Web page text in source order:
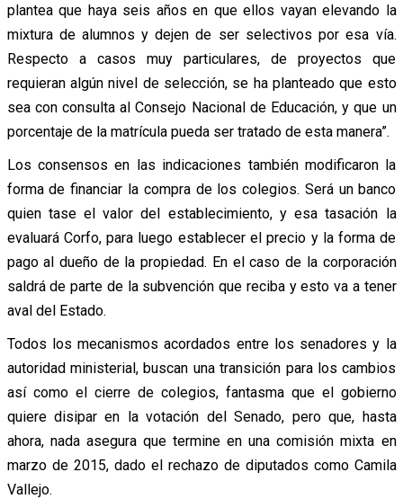
plantea que haya seis años en que ellos vayan elevando la
mixtura de alumnos y dejen de ser selectivos por esa vía.
Respecto a casos muy particulares, de proyectos que
requieran algún nivel de selección, se ha planteado que esto
sea con consulta al Consejo Nacional de Educación, y que un
porcentaje de la matrícula pueda ser tratado de esta manera”.
Los consensos en las indicaciones también modificaron la
forma de financiar la compra de los colegios. Será un banco
quien tase el valor del establecimiento, y esa tasación la
evaluará Corfo, para luego establecer el precio y la forma de
pago al dueño de la propiedad. En el caso de la corporación
saldrá de parte de la subvención que reciba y esto va a tener
aval del Estado.
Todos los mecanismos acordados entre los senadores y la
autoridad ministerial, buscan una transición para los cambios
así como el cierre de colegios, fantasma que el gobierno
quiere disipar en la votación del Senado, pero que, hasta
ahora, nada asegura que termine en una comisión mixta en
marzo de 2015, dado el rechazo de diputados como Camila
Vallejo.